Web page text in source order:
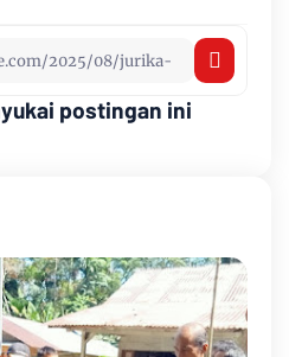
postingan ini